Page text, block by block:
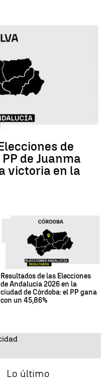
de
de Juanma
victoria en la
Resultados de las Elecciones
de Andalucía 2026 en la
ciudad de Córdoba: el PP gana
con un 45,86%
Lo último